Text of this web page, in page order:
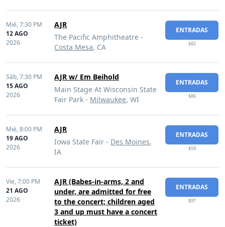
Mié,7:30 PM
12 AGO
2026
AJR
The Pacific Amphitheatre -
Costa Mesa, CA
ENTRADAS
$82
Sáb,7:30 PM
15 AGO
2026
AJR w/ Em Beihold
Main Stage At Wisconsin State
Fair Park - Milwaukee, WI
ENTRADAS
$86
Mié,8:00 PM
19 AGO
2026
AJR
Iowa State Fair - Des Moines,
IA
ENTRADAS
$59
Vie,7:00 PM
21 AGO
2026
AJR (Babes-in-arms, 2 and
under, are admitted for free
to the concert; children aged
3 and up must have a concert
ticket)
ENTRADAS
$97